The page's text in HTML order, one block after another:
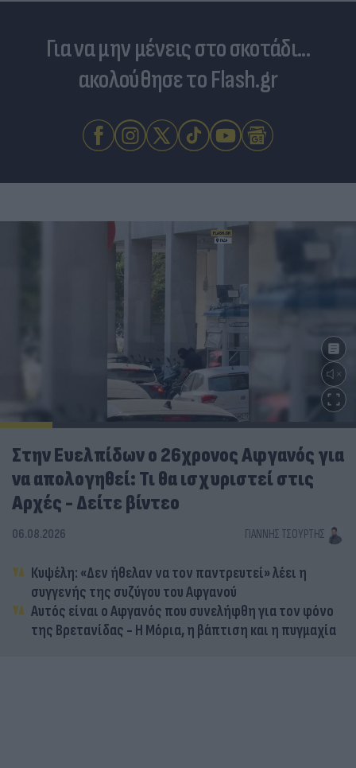
Για να μην μένεις στο σκοτάδι...
ακολούθησε το Flash.gr
Στην Ευελπίδων ο 26χρονος Αφγανός για
να απολογηθεί: Τι θα ισχυριστεί στις
Αρχές - Δείτε βίντεο
06.08.2026 ΓΙΆΝΝΗΣ ΤΣΟΎΡΤΗΣ
Κυψέλη: «Δεν ήθελαν να τον παντρευτεί» λέει η
συγγενής της συζύγου του Αφγανού
Αυτός είναι ο Αφγανός που συνελήφθη για τον φόνο
της Βρετανίδας - Η Μόρια, η βάπτιση και η πυγμαχία